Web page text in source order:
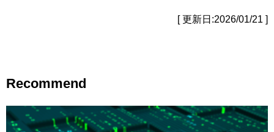
[ 更新日:2026/01/21 ]
Recommend